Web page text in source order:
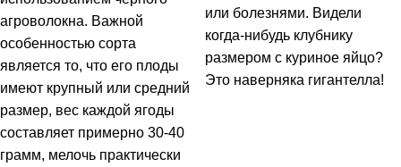
агроволокна. Важной
особенностью сорта
является то, что его плоды
имеют крупный или средний
размер, вес каждой ягоды
составляет примерно 30-40
грамм, мелочь практически
или болезнями. Видели
когда-нибудь клубнику
размером с куриное яйцо?
Это наверняка гигантелла!